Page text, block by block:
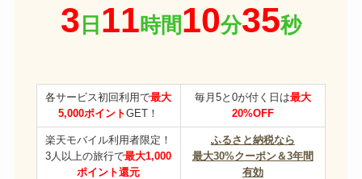
各サービス初回利用で最大
5,000ポイントGET！
毎月5と0が付く日は最大
20%OFF
楽天モバイル利用者限定！
3人以上の旅行で最大1,000
ポイント還元
ふるさと納税なら
最大30%クーポン＆3年間
有効